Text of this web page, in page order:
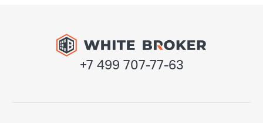
+7 499 707-77-63